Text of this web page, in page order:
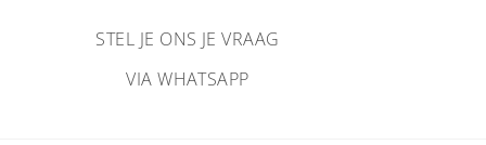
STEL JE ONS JE VRAAG
VIA WHATSAPP